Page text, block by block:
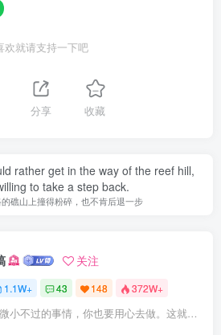
欢就请支持一下吧
分享 收藏
rather get in the way of the reef hill,
to take a step back.
礁山上撞得粉碎，也不肯后退一步
关注
1.1W+ 43 148 372W+
即便是再微小不过的事情，你也要用心去做。这就是成功的秘密